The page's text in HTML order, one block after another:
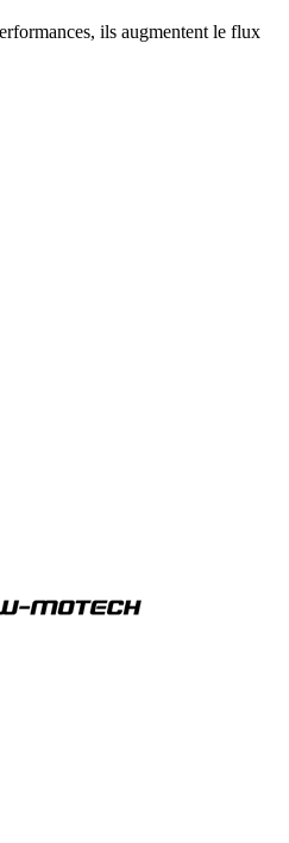
ils augmentent le flux